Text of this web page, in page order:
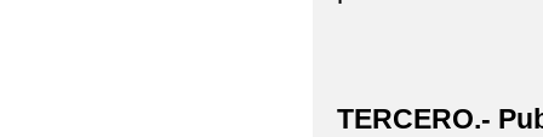
TERCERO.-